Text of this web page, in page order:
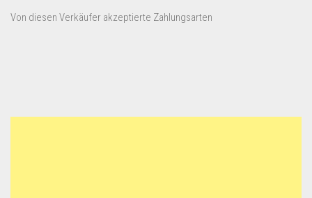
Von diesen Verkäufer akzeptierte Zahlungsarten